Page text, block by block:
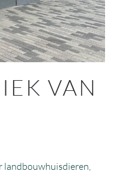
VAN
landbouwhuisdieren,